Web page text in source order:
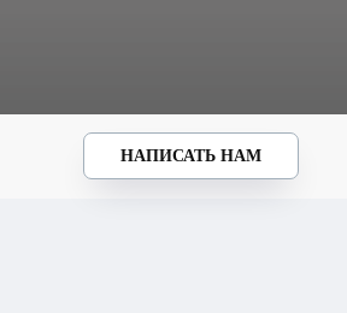
НАПИСАТЬ НАМ